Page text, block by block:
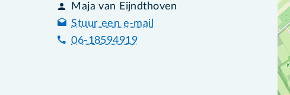
Maja van Eijndthoven
Stuur een e-mail
06-18594919